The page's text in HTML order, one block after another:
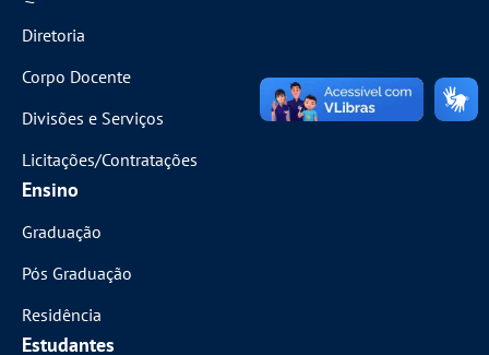
Diretoria
Corpo Docente
Divisões e Serviços
Licitações/Contratações
Ensino
Graduação
Pós Graduação
Residência
Estudantes